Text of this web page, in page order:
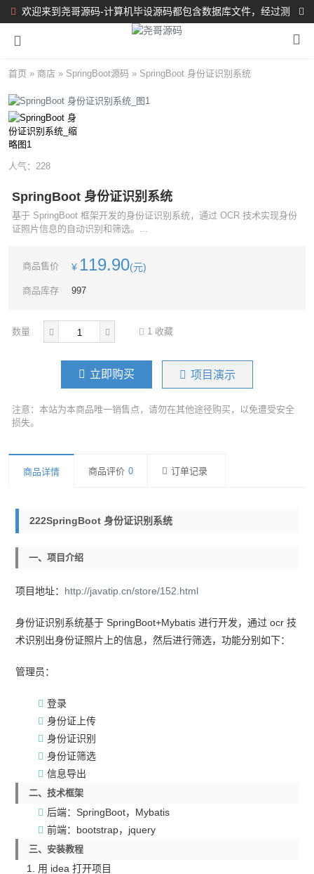
欢迎来到尧哥源码-计算机毕设源码都包含数据库文件，经过测
试都完整可运行！！！
首页 » 商店 » SpringBoot源码 » SpringBoot 身份证识别系统
人气： 228
SpringBoot 身份证识别系统
基于 SpringBoot 框架开发的身份证识别系统，通过 OCR 技术实现身份
证照片信息的自动识别和筛选。...
商品售价 ¥ 119.90(元)
商品库存 997
数量 1 收藏
立即购买 项目演示
注意：本站为本商品唯一销售点，请勿在其他途径购买，以免遭受安全
损失。
商品详情 商品评价 0 订单记录
222SpringBoot 身份证识别系统
一、项目介绍
项目地址： http://javatip.cn/store/152.html
身份证识别系统基于 SpringBoot+Mybatis 进行开发，通过 ocr 技
术识别出身份证照片上的信息，然后进行筛选，功能分别如下：
管理员：
登录
身份证上传
身份证识别
身份证筛选
信息导出
二、技术框架
后端：SpringBoot，Mybatis
前端：bootstrap，jquery
三、安装教程
用 idea 打开项目